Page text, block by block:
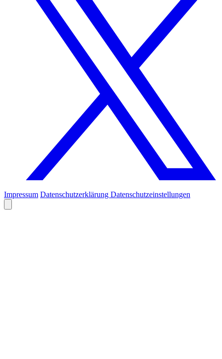
Impressum Datenschutzerklärung Datenschutzeinstellungen